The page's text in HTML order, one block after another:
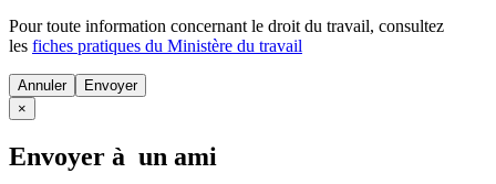
Pour toute information concernant le droit du travail, consultez
les fiches pratiques du Ministère du travail
Annuler
×
Envoyer à un ami